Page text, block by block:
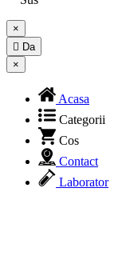
×
 Da
×
Acasa
Categorii
Cos
Contact
Laborator